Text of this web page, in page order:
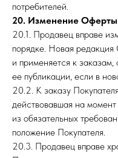
потребителей.
20. Изменение Оферты
20.1. Продавец вправе
порядке. Новая
и применяется к
ее публикации, если в
20.2. К заказу
действовавшая на
из обязательных
положение Покупателя.
20.3. Продавец вправе